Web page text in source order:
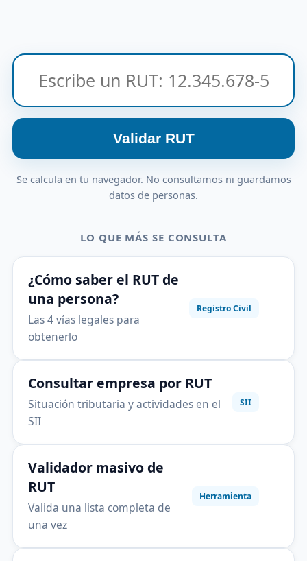
Validar RUT
Se calcula en tu navegador. No consultamos ni guardamos
datos de personas.
LO QUE MÁS SE CONSULTA
¿Cómo saber el RUT de
una persona?
Las 4 vías legales para
obtenerlo
Registro Civil
Consultar empresa por RUT
Situación tributaria y actividades en el
SII
SII
Validador masivo de
RUT
Valida una lista completa de
una vez
Herramienta